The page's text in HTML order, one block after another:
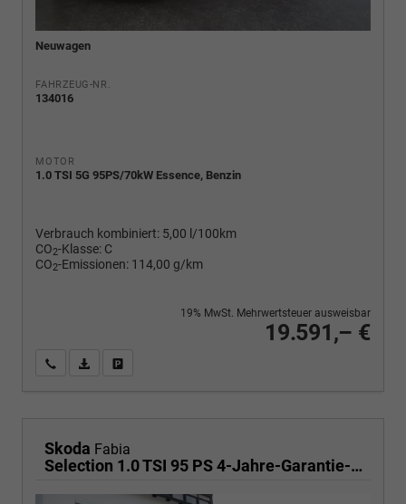
Neuwagen
FAHRZEUG-NR.
134016
MOTOR
1.0 TSI 5G 95PS/70kW Essence, Benzin
Verbrauch kombiniert: 5,00 l/100km
CO2-Klasse: C
CO2-Emissionen: 114,00 g/km
19.591,– €
19% MwSt. Mehrwertsteuer ausweisbar
Wir rufen Sie anPDF-Fahrzeugexposé drucken
Skoda Fabia
Selection 1.0 TSI 95 PS 4-Jahre-Garantie-AppleCarPlay-AndroidAuto-LED-PDC-Sitzheizung-DAB-Klima